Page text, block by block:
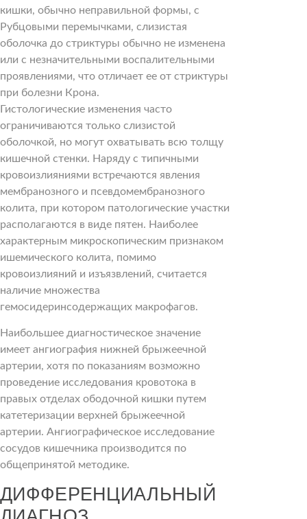
кишки, обычно неправильной формы, с
Рубцовыми перемычками, слизистая
оболочка до стриктуры обычно не изменена
или с незначительными воспалительными
проявлениями, что отличает ее от стриктуры
при болезни Крона.
Гистологические изменения часто
ограничиваются только слизистой
оболочкой, но могут охватывать всю толщу
кишечной стенки. Наряду с типичными
кровоизлияниями встречаются явления
мембранозного и псевдомембранозного
колита, при котором патологические участки
располагаются в виде пятен. Наиболее
характерным микроскопическим признаком
ишемического колита, помимо
кровоизлияний и изъязвлений, считается
наличие множества
гемосидеринсодержащих макрофагов.
Наибольшее диагностическое значение
имеет ангиография нижней брыжеечной
артерии, хотя по показаниям возможно
проведение исследования кровотока в
правых отделах ободочной кишки путем
катетеризации верхней брыжеечной
артерии. Ангиографическое исследование
сосудов кишечника производится по
общепринятой методике.
ДИФФЕРЕНЦИАЛЬНЫЙ